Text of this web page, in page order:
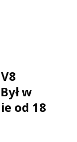
w
od 18